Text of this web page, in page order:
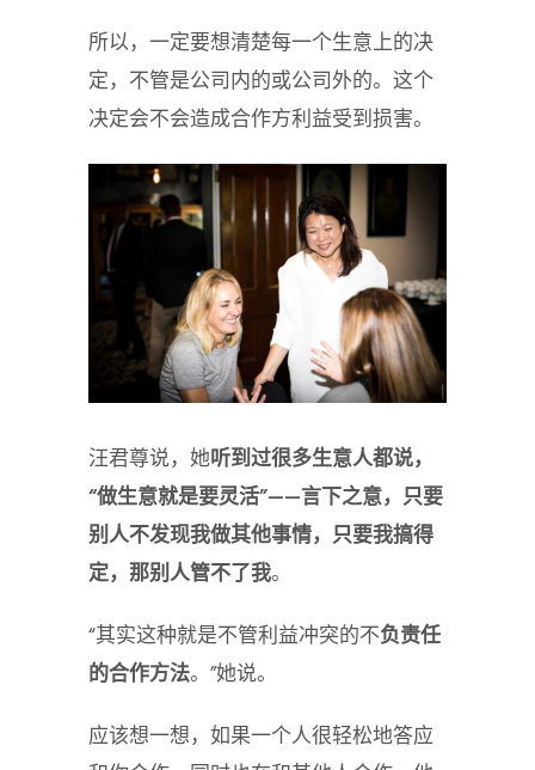
所以，一定要想清楚每一个生意上的决
定，不管是公司内的或公司外的。这个
决定会不会造成合作方利益受到损害。
汪君尊说，她听到过很多生意人都说，
“做生意就是要灵活”——言下之意，只要
别人不发现我做其他事情，只要我搞得
定，那别人管不了我。
“其实这种就是不管利益冲突的不负责任
的合作方法。”她说。
应该想一想，如果一个人很轻松地答应